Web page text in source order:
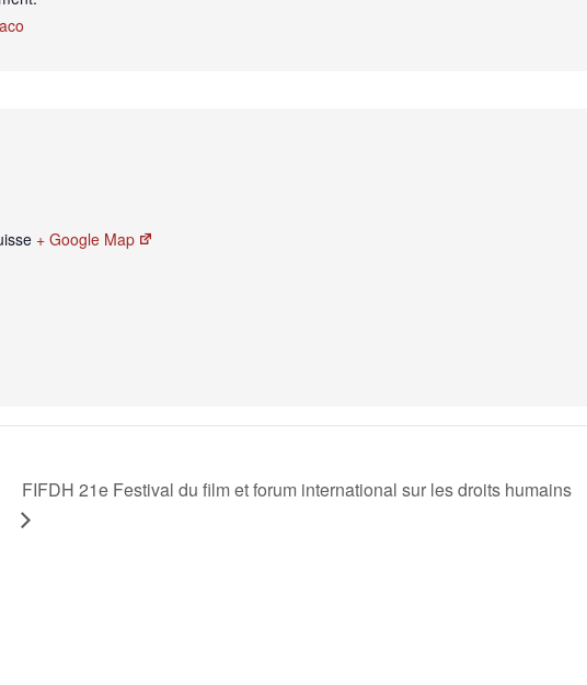
+ Google Map
FIFDH 21e Festival du film et forum international sur les droits humains